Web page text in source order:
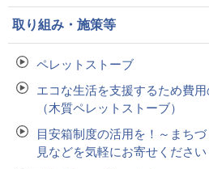
取り組み・施策等
ペレットストーブ
エコな生活を支援するため費
（木質ペレットストーブ）
目安箱制度の活用を！～まち
見などを気軽にお寄せください